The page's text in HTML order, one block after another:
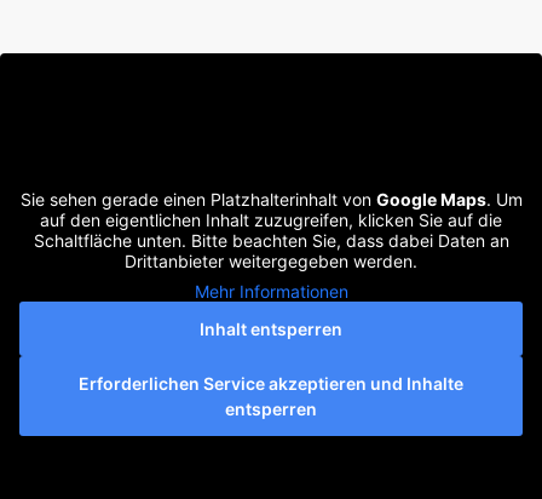
Sie sehen gerade einen Platzhalterinhalt von Google Maps. Um
auf den eigentlichen Inhalt zuzugreifen, klicken Sie auf die
Schaltfläche unten. Bitte beachten Sie, dass dabei Daten an
Drittanbieter weitergegeben werden.
Mehr Informationen
Inhalt entsperren
Erforderlichen Service akzeptieren und Inhalte
entsperren